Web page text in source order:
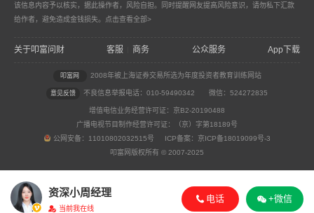
资深小周经理
当前我在线
+微信
电话
该信息内容予以核实，据此操作者，风险自担。同时提醒网友提高风险意识，请勿私下汇款
给作者，避免造成金钱损失。 点击查看全部>
关于叩富问财 客服 商务 公众服务 App下载
叩富网 2008年被上海证券交易所选为年度投资者教育训练网站
意见反馈 不良信息举报电话：010-59490342 微信：524272835
增值电信业务经营许可证：京B2-20190488
广播电视节目制作经营许可证：（京）字第18189号
公网安备：11010802032515号 ICP备案：京ICP备18019099号-3
叩富网版权所有 © 2007-2025